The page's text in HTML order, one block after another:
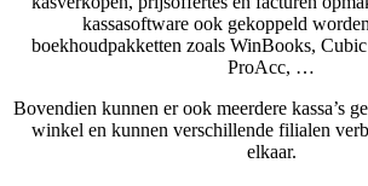
kassasoftware ook gekoppeld
boekhoudpakketten zoals WinBooks,
ProAcc, …
Bovendien kunnen er ook meerdere kassa’s
winkel en kunnen verschillende filialen
elkaar.